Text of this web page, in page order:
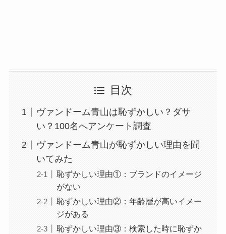
目次
ヴァンドーム青山は恥ずかしい？ダサ
い？100名へアンケート調査
ヴァンドーム青山が恥ずかしい理由を聞
いてみた
恥ずかしい理由①：ブランドのイメージ
がない
恥ずかしい理由②：年齢層が高いイメー
ジがある
恥ずかしい理由③：検索した時に恥ずか